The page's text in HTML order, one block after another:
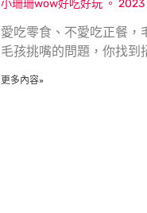
小珊珊wow好吃好玩 2023
愛吃零食、不愛吃正餐，
毛孩挑嘴的問題，你找到
更多內容»